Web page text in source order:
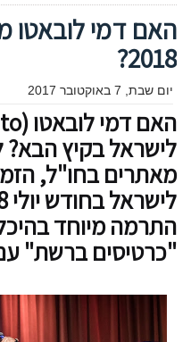
האם דמי לובאטו
2018?
יום שבת, 7 באוקטובר 2017
לישראל בקיץ הבא?
מאתרים בחו"ל,
התרמה מיוחד
"כרטיסים ברשת"